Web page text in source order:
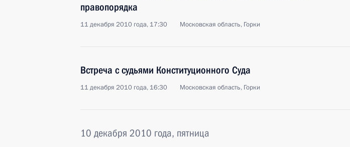
правопорядка
11 декабря 2010 года, 17:30 Московская область, Горки
Встреча с судьями Конституционного Суда
11 декабря 2010 года, 16:30 Московская область, Горки
10 декабря 2010 года, пятница